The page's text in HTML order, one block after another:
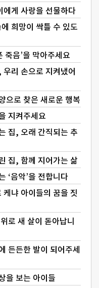
게 사랑을 선물하다
희망이 싹틀 수 있도
죽음’을 막아주세요
리 손으로 지켜냈어
으로 찾은 새로운 행복
지켜주세요
집, 오래 간직되는 추
집, 함께 지어가는 삶
‘음악’을 전합니다
케냐 아이들의 꿈을 짓
로 새 살이 돋아납니
든든한 발이 되어주세
을 보는 아이들